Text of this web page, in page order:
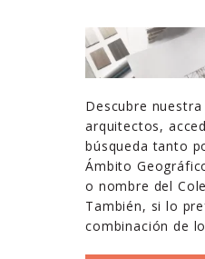
Descubre nuestra
arquitectos,
búsqueda tanto
Ámbito
o nombre del
También, si lo
combinación de